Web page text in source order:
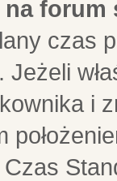
forum
czas
i